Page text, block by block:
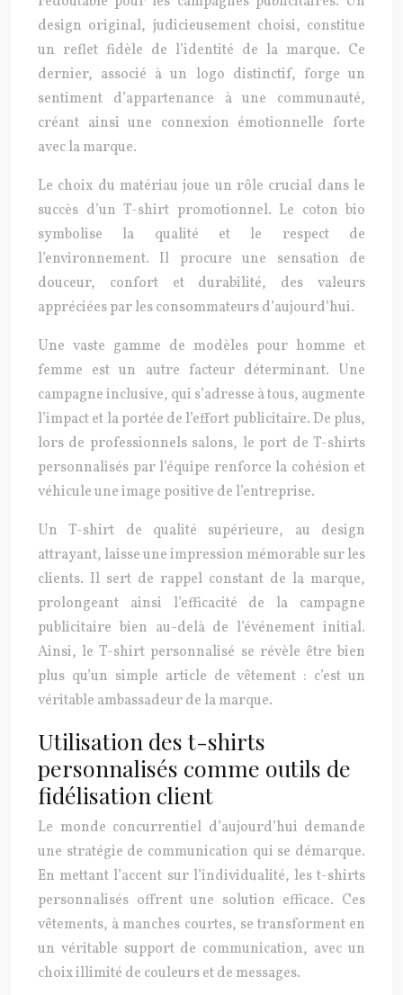
design original, judicieusement choisi, constitue
un reflet fidèle de l’identité de la marque. Ce
dernier, associé à un logo distinctif, forge un
sentiment d’appartenance à une communauté,
créant ainsi une connexion émotionnelle forte
avec la marque.
Le choix du matériau joue un rôle crucial dans le
succès d’un T-shirt promotionnel. Le coton bio
symbolise la qualité et le respect de
l’environnement. Il procure une sensation de
douceur, confort et durabilité, des valeurs
appréciées par les consommateurs d’aujourd’hui.
Une vaste gamme de modèles pour homme et
femme est un autre facteur déterminant. Une
campagne inclusive, qui s’adresse à tous, augmente
l’impact et la portée de l’effort publicitaire. De plus,
lors de professionnels salons, le port de T-shirts
personnalisés par l’équipe renforce la cohésion et
véhicule une image positive de l’entreprise.
Un T-shirt de qualité supérieure, au design
attrayant, laisse une impression mémorable sur les
clients. Il sert de rappel constant de la marque,
prolongeant ainsi l’efficacité de la campagne
publicitaire bien au-delà de l’événement initial.
Ainsi, le T-shirt personnalisé se révèle être bien
plus qu’un simple article de vêtement : c’est un
véritable ambassadeur de la marque.
Utilisation des t-shirts
personnalisés comme outils de
fidélisation client
Le monde concurrentiel d’aujourd’hui demande
une stratégie de communication qui se démarque.
En mettant l’accent sur l’individualité, les t-shirts
personnalisés offrent une solution efficace. Ces
vêtements, à manches courtes, se transforment en
un véritable support de communication, avec un
choix illimité de couleurs et de messages.